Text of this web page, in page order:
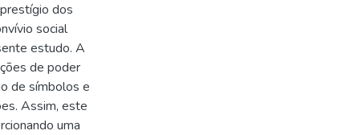
dos
social
estudo. A
de poder
de símbolos e
Assim, este
uma